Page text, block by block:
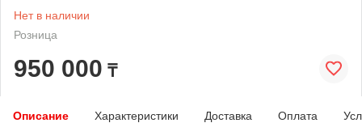
Нет в наличии
Розница
950 000 ₸
Описание Характеристики Доставка Оплата